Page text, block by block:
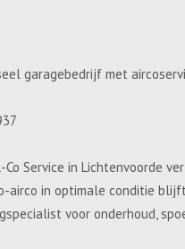
garagebedrijf met
Service in Lichtenvoorde
airco in optimale conditie
voor onderhoud,